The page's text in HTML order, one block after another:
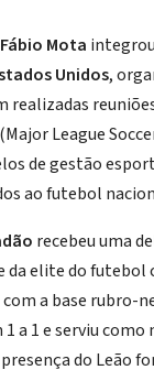
Fábio Mota
Unidos,
realizadas
(Major League
de gestão
ao futebol
recebeu uma
da elite do futebol
a base rubro-
a 1 e serviu como
do Leão